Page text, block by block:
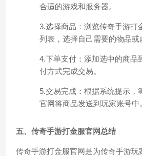
合适的游戏和服务器。
3.选择商品：浏览传奇手游打
列表，选择自己需要的物品或
4.下单支付：添加选中的商品
付方式完成交易。
5.交易完成：根据系统提示，
官网将商品发送到玩家账号中
五、传奇手游打金服官网总结
传奇手游打金服官网是为传奇手游玩